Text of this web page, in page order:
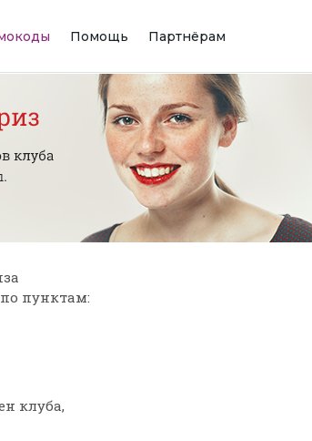
Помощь Партнёрам
пунктам:
клуба,